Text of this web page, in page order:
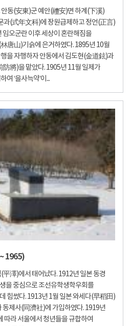
동(安東)군 예안(禮安)면 하계(下溪)
과(式年文科)에 장원급제하고 정언(正言)
오군란 이후 세상이 혼란해짐을
唐山)기슭에 은거하였다. 1895년 10월
을 자행하자 안동에서 김도현(金道鉉)과
將)을 맡았다. 1905년 11월 일제가
여 ‘을사늑약’이...
1965)
澤)에서 태어났다. 1912년 일본 동경
을 중심으로 조선유학생학우회를
힘썼다. 1913년 1월 일본 와세다(早稻田)
동제사(同濟社)에 가입하였다. 1919년
따라 서울에서 청년들을 규합하여